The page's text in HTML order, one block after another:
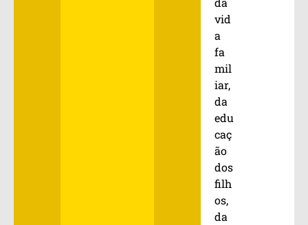
vid
a
fa
mil
iar,
da
edu
caç
ão
dos
filh
os,
da